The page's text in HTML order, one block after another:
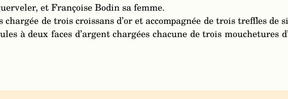
et Françoise Bodin sa femme.
de trois croissans d’or et accompagnée de trois treffles de
à deux faces d’argent chargées chacune de trois mouchetures